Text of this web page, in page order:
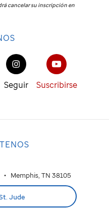
cancelar su inscripción en
Seguir Suscribirse
Memphis, TN 38105
Jude